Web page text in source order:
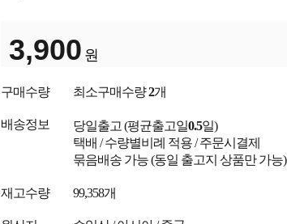
3,900 원
구매수량 최소구매수량2개
배송정보 당일출고 (평균출고일0.5일)
택배 / 수량별비례 적용 / 주문시결제
묶음배송 가능 (동일 출고지 상품만 가능)
재고수량 99,358개